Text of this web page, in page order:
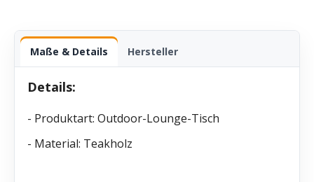
Maße & Details Hersteller
Details:
- Produktart: Outdoor-Lounge-Tisch
- Material: Teakholz